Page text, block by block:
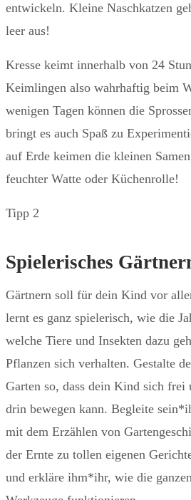
entwickeln. Kleine Naschkatzen
leer aus!
Kresse keimt innerhalb von 24
Keimlingen also wahrhaftig beim
wenigen Tagen können die
bringt es auch Spaß zu
auf Erde keimen die kleinen
feuchter Watte oder Küchenrolle!
Tipp 2
Spielerisches
Gärtnern soll für dein Kind vor
lernt es ganz spielerisch, wie die
welche Tiere und Insekten dazu
Pflanzen sich verhalten. Gestalte
Garten so, dass dein Kind sich frei
drin bewegen kann. Begleite
mit dem Erzählen von
der Ernte zu tollen eigenen
und erkläre ihm*ihr, wie die